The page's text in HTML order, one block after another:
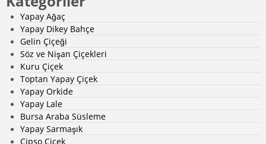
Yapay Ağaç
Yapay Dikey Bahçe
Gelin Çiçeği
Söz ve Nişan Çiçekleri
Kuru Çiçek
Toptan Yapay Çiçek
Yapay Orkide
Yapay Lale
Bursa Araba Süsleme
Yapay Sarmaşık
Cipso Çiçek